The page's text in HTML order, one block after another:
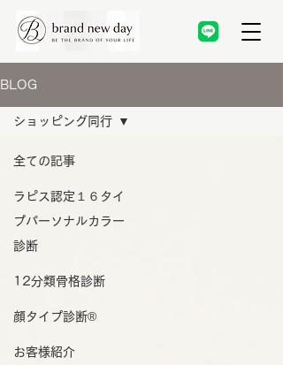
BLOG
全ての記事
ラピス認定１６タイ
プパーソナルカラー
診断
12分類骨格診断
顔タイプ診断®️
お客様紹介
ショッピング同行